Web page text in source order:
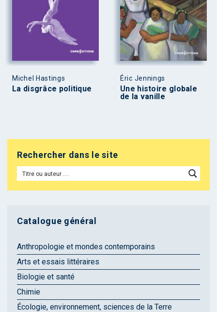
Michel Hastings
La disgrâce politique
Éric Jennings
Une histoire globale
de la vanille
Rechercher dans le site
Catalogue général
Anthropologie et mondes contemporains
Arts et essais littéraires
Biologie et santé
Chimie
Écologie, environnement, sciences de la Terre